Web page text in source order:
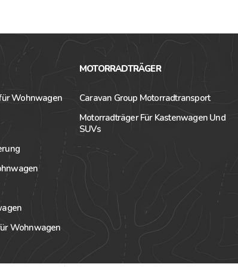
Wohnwagen
Wohnwagen
MOTORRADTRÄGER
Caravan Group Motorradtransport
Motorradträger Für Kastenwagen Und
SUVs